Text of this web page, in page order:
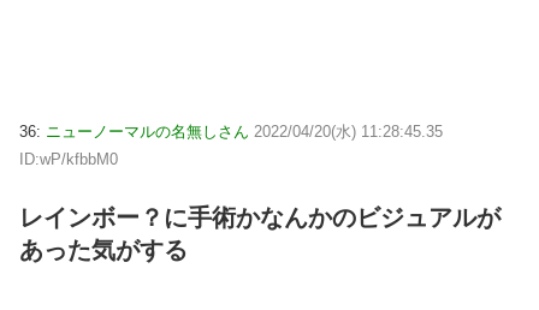
36: ニューノーマルの名無しさん 2022/04/20(水) 11:28:45.35
ID:wP/kfbbM0
レインボー？に手術かなんかのビジュアルが
あった気がする